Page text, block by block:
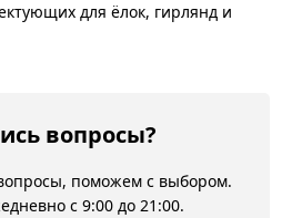
для ёлок, гирлянд и
вопросы?
поможем с выбором.
с 9:00 до 21:00.